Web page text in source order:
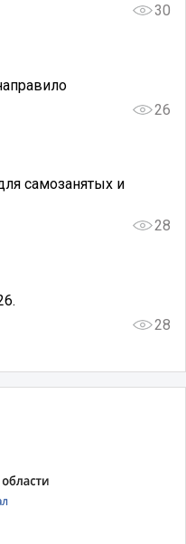
30
26
самозанятых и
28
28